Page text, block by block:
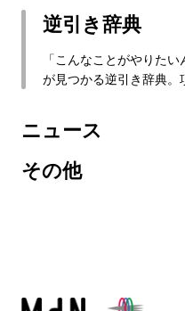
逆引き辞典
「こんなことがやりた
が見つかる逆引き辞典。
ニュース
その他